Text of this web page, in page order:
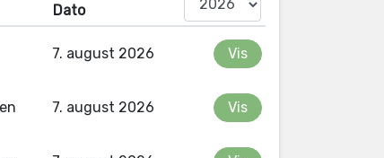
Dato
7. august 2026 Vis
7. august 2026 Vis